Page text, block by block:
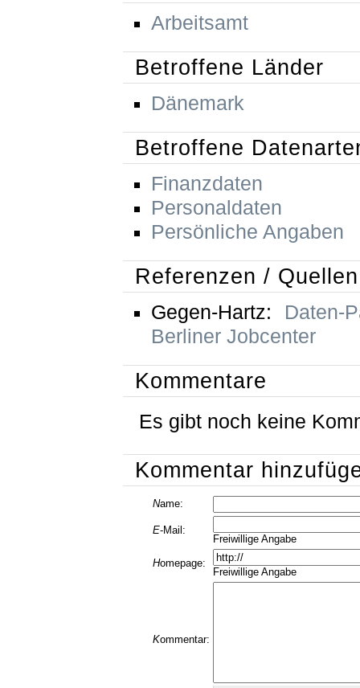
Arbeitsamt
Betroffene Länder
Dänemark
Betroffene
Finanzdaten
Personaldaten
Persönliche Angaben
Referenzen / Quellen
Gegen-Hartz:
Daten-
Berliner Jobcenter
Kommentare
Es gibt noch keine
Kommentar
Name:
E-Mail:
Freiwillige Angabe
Homepage:
Freiwillige Angabe
Kommentar: